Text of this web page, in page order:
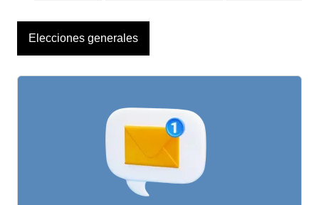
Elecciones generales